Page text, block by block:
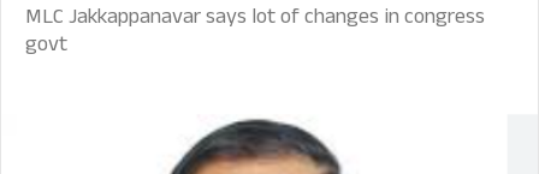
MLC Jakkappanavar says lot of changes in congress
govt